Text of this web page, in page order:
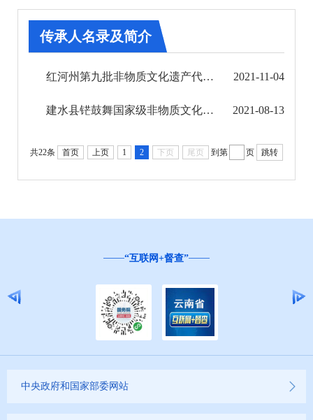
审批改革
住房保障信息公开
审计结果公告
应急管理信息公开
环境保护信息公开
减税降费信息公开
重大建设项目信息公开
国有土地上房屋征收补偿信息公开
传承人名录及简介
红河州第九批非物质文化遗产代表性传承人命名名单 2021-11-04
建水县铓鼓舞国家级非物质文化遗产代表性传承人——李生方 2021-08-13
共22条 首页 上页 1 2 下页 尾页 到第 页 跳转
“互联网+督查”
中央政府和国家部委网站